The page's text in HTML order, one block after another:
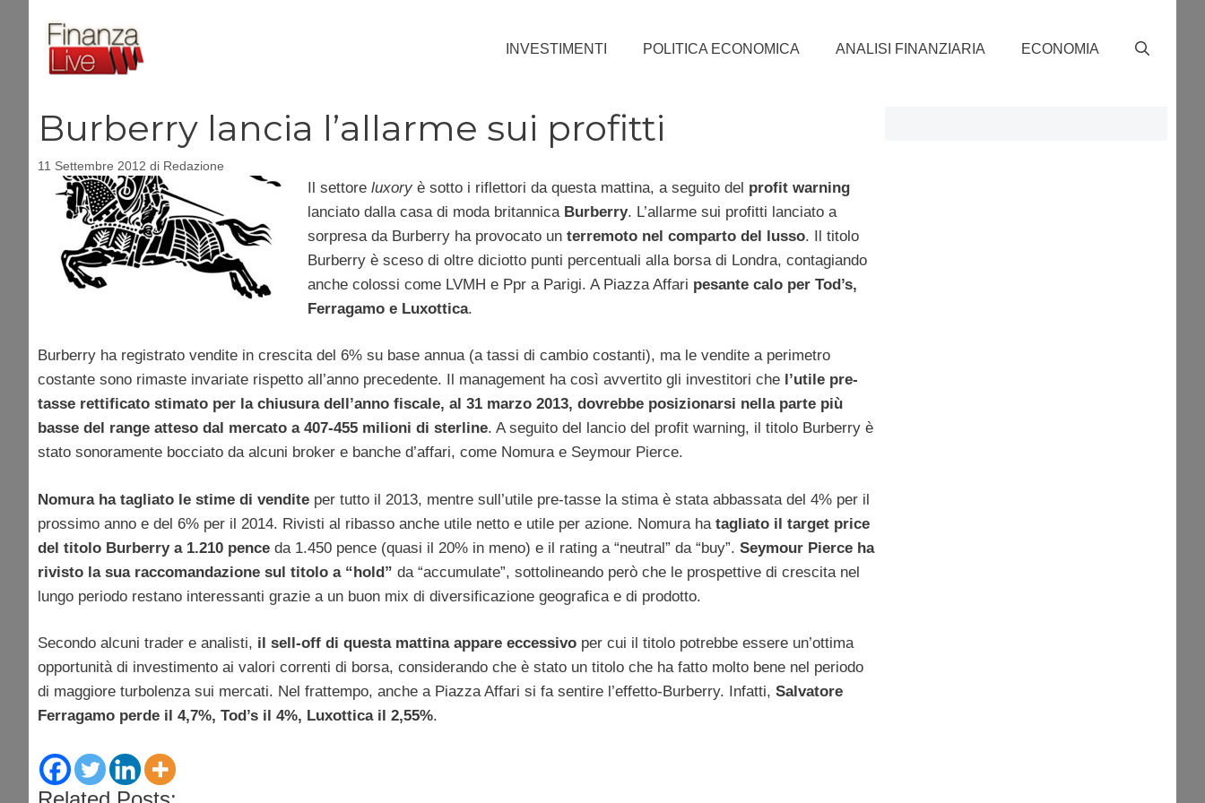
contenuto
INVESTIMENTI POLITICA ECONOMICA ANALISI FINANZIARIA ECONOMIA
Burberry lancia l’allarme sui profitti
11 Settembre 2012 di Redazione
Il settore luxoryè sotto i riflettori da questa mattina, a seguito del profit warning
lanciato dalla casa di moda britannica Burberry. L’allarme sui profitti lanciato a
sorpresa da Burberry ha provocato un terremoto nel comparto del lusso. Il titolo
Burberry è sceso di oltre diciotto punti percentuali alla borsa di Londra, contagiando
anche colossi come LVMH e Ppr a Parigi. A Piazza Affari pesante calo per Tod’s,
Ferragamo e Luxottica.
Burberry ha registrato vendite in crescita del 6% su base annua (a tassi di cambio costanti), ma le vendite a perimetro
costante sono rimaste invariate rispetto all’anno precedente. Il management ha così avvertito gli investitori che l’utile pre-
tasse rettificato stimato per la chiusura dell’anno fiscale, al 31 marzo 2013, dovrebbe posizionarsi nella parte più
basse del range atteso dal mercato a 407-455 milioni di sterline. A seguito del lancio del profit warning, il titolo Burberry è
stato sonoramente bocciato da alcuni broker e banche d’affari, come Nomura e Seymour Pierce.
Nomura ha tagliato le stime di vendite per tutto il 2013, mentre sull’utile pre-tasse la stima è stata abbassata del 4% per il
prossimo anno e del 6% per il 2014. Rivisti al ribasso anche utile netto e utile per azione. Nomura ha tagliato il target price
del titolo Burberry a 1.210 pence da 1.450 pence (quasi il 20% in meno) e il rating a “neutral” da “buy”. Seymour Pierce ha
rivisto la sua raccomandazione sul titolo a “hold” da “accumulate”, sottolineando però che le prospettive di crescita nel
lungo periodo restano interessanti grazie a un buon mix di diversificazione geografica e di prodotto.
Secondo alcuni trader e analisti, il sell-off di questa mattina appare eccessivo per cui il titolo potrebbe essere un’ottima
opportunità di investimento ai valori correnti di borsa, considerando che è stato un titolo che ha fatto molto bene nel periodo
di maggiore turbolenza sui mercati. Nel frattempo, anche a Piazza Affari si fa sentire l’effetto-Burberry. Infatti, Salvatore
Ferragamo perde il 4,7%, Tod’s il 4%, Luxottica il 2,55%.